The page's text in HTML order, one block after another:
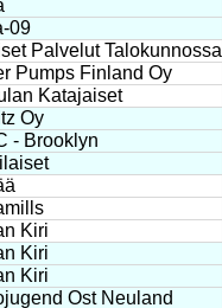
09
Palvelut Talokunnossa
Pumps Finland Oy
Katajaiset
Oy
- Brooklyn
Kiri
Kiri
Kiri
Ost Neuland